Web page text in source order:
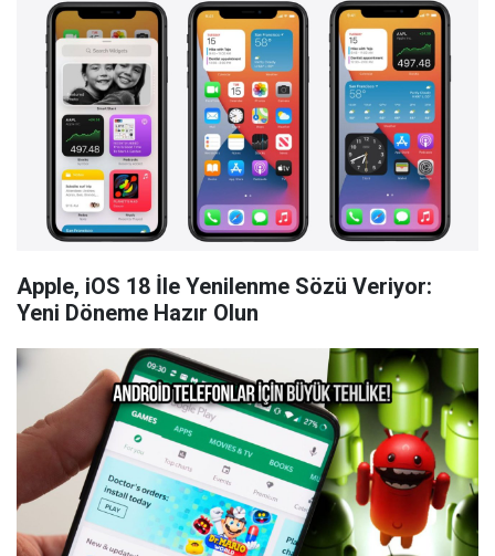
Apple, iOS 18 İle Yenilenme Sözü Veriyor:
Yeni Döneme Hazır Olun